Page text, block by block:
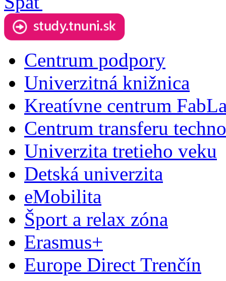
Centrum podpory
Univerzitná knižnica
Kreatívne centrum
Centrum transferu
Univerzita tretieho veku
Detská univerzita
eMobilita
Šport a relax zóna
Erasmus+
Europe Direct Trenčín